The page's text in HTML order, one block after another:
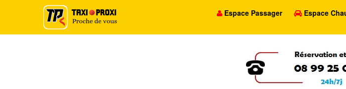
Espace Passager Espace